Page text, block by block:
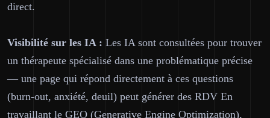
direct.
Visibilité sur les IA : Les IA sont consultées pour trouver
un thérapeute spécialisé dans une problématique précise
— une page qui répond directement à ces questions
(burn-out, anxiété, deuil) peut générer des RDV En
travaillant le GEO (Generative Engine Optimization),